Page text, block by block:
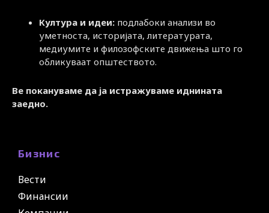
Култура и идеи: подлабоки анализи во
уметноста, историјата, литературата,
медиумите и филозофските движења што го
обликуваат општеството.
Ве покануваме да ја истражуваме иднината
заедно.
Бизнис
Вести
Финансии